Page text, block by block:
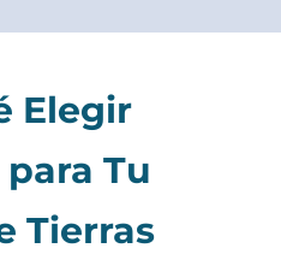
Elegir
para Tu
Tierras